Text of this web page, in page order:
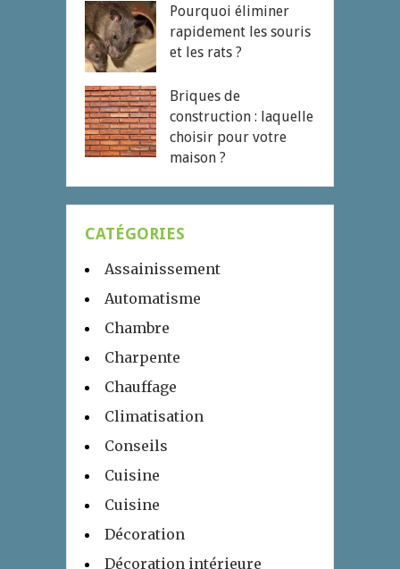
Pourquoi éliminer
rapidement les souris
et les rats ?
Briques de
construction : laquelle
choisir pour votre
maison ?
CATÉGORIES
Assainissement
Automatisme
Chambre
Charpente
Chauffage
Climatisation
Conseils
Cuisine
Cuisine
Décoration
Décoration intérieure